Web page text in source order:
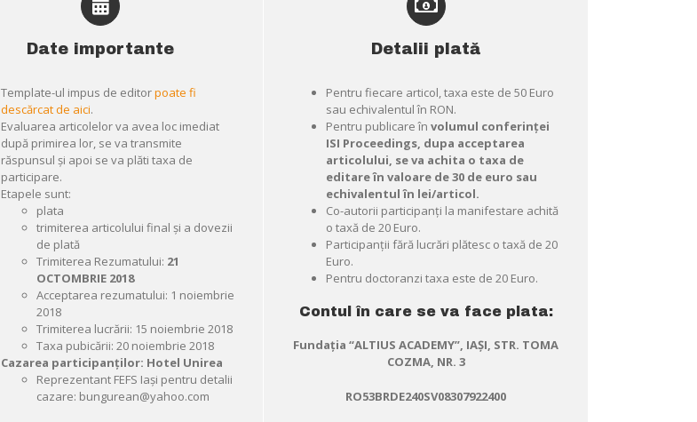
Date importante
Template-ul impus de editorpoate fi
descărcat de aici.
Evaluarea articolelor va avea loc imediat
după primirea lor, se va transmite
răspunsul și apoi se va plăti taxa de
participare.
Etapele sunt:
plata
trimiterea articolului final și a dovezii
de plată
Trimiterea Rezumatului: 21
OCTOMBRIE 2018
Acceptarea rezumatului: 1 noiembrie
2018
Trimiterea lucrării: 15 noiembrie 2018
Taxa pubicării: 20 noiembrie 2018
Cazarea participanților: Hotel Unirea
Reprezentant FEFS Iași pentru detalii
cazare: bungurean@yahoo.com
Detalii plată
Pentru fiecare articol, taxa este de 50 Euro
sau echivalentul în RON.
Pentru publicare învolumul conferinţei
ISI Proceedings, dupa acceptarea
articolului, se va achita o taxa de
editare în valoare de 30 de euro sau
echivalentul în lei/articol.
Co-autorii participanţi la manifestare achită
o taxă de 20 Euro.
Participanţii fără lucrări plătesc o taxă de 20
Euro.
Pentru doctoranzi taxa este de 20 Euro.
Contul în care se va face plata:
Fundația “ALTIUS ACADEMY”, IAȘI, STR. TOMA
COZMA, NR. 3
RO53BRDE240SV08307922400